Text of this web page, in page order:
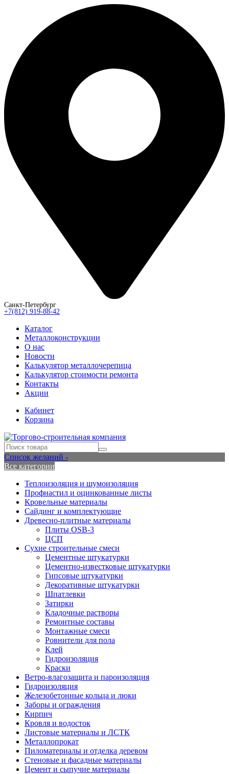
Санкт-Петербург
+7(812) 919-88-42
Каталог
Металлоконструкции
О нас
Новости
Калькулятор металлочерепица
Калькулятор стоимости ремонта
Контакты
Акции
Кабинет
Корзина
Список желаний -
Все категории
Теплоизоляция и шумоизоляция
Профнастил и оцинкованные листы
Кровельные материалы
Сайдинг и комплектующие
Древесно-плитные материалы
Плиты OSB-3
ЦСП
Сухие строительные смеси
Цементные штукатурки
Цементно-известковые штукатурки
Гипсовые штукатурки
Декоративные штукатурки
Шпатлевки
Затирки
Кладочные растворы
Ремонтные составы
Монтажные смеси
Ровнители для пола
Клей
Гидроизоляция
Краски
Ветро-влагозащита и пароизоляция
Гидроизоляция
Железобетонные кольца и люки
Заборы и ограждения
Кирпич
Кровля и водосток
Листовые материалы и ЛСТК
Металлопрокат
Пиломатериалы и отделка деревом
Стеновые и фасадные материалы
Цемент и сыпучие материалы